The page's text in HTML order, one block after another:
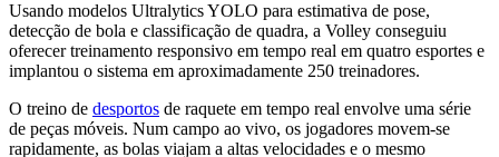
Usando modelos Ultralytics YOLO para estimativa de pose,
detecção de bola e classificação de quadra, a Volley conseguiu
oferecer treinamento responsivo em tempo real em quatro esportes e
implantou o sistema em aproximadamente 250 treinadores.
O treino de desportos de raquete em tempo real envolve uma série
de peças móveis. Num campo ao vivo, os jogadores movem-se
rapidamente, as bolas viajam a altas velocidades e o mesmo